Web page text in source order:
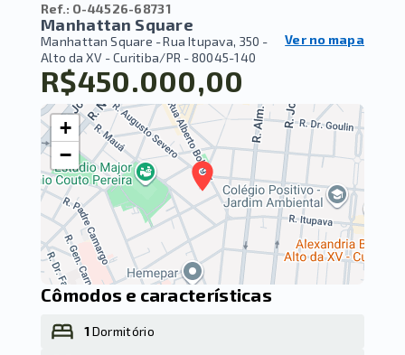
Ref.: O-44526-68731
Manhattan Square
Manhattan Square -Rua Itupava, 350 -
Alto da XV - Curitiba/PR - 80045-140
Ver no mapa
R$450.000,00
+
−
Cômodos e características
1Dormitório